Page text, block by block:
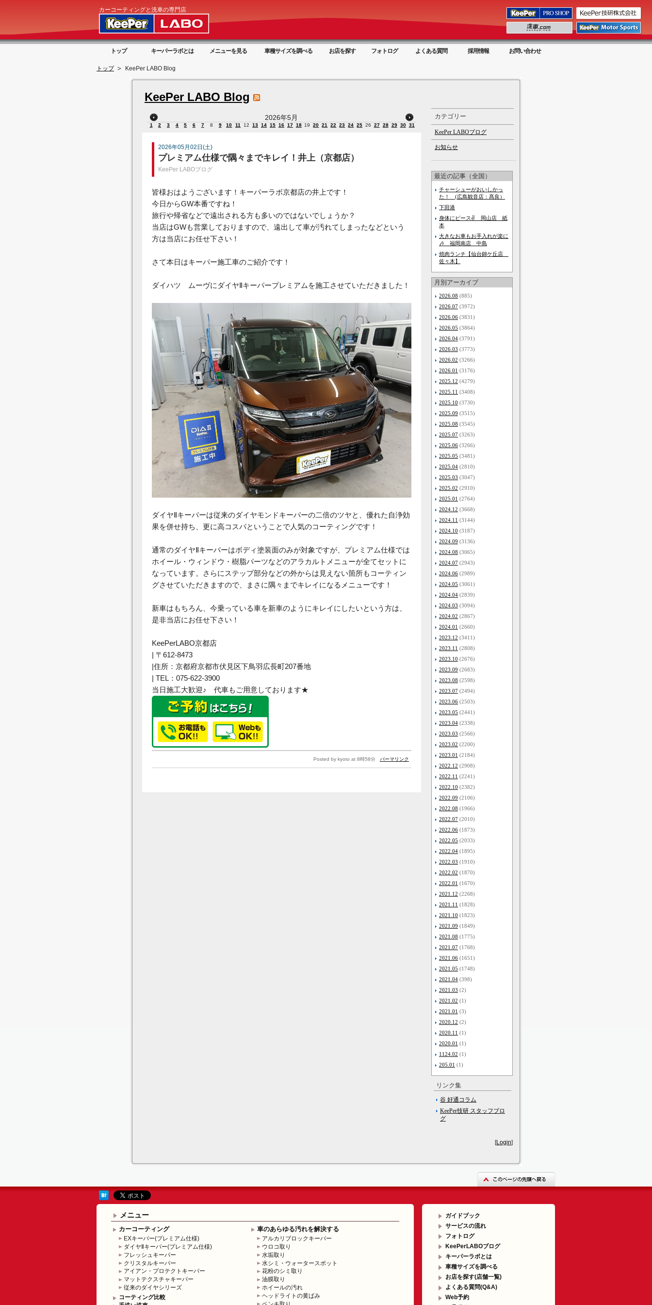
カーコーティングと洗車の専門店
トップ キーパーラボとは メニューを見る 車種サイズを調べる お店を探す フォトログ よくある質問 採用情報 お問い合わせ
トップ KeePer LABO Blog
KeePer LABO Blog
2026年5月
1 2 3 4 5 6 7 8 9 10 11 12 13 14 15 16 17 18 19 20 21 22 23 24 25 26 27 28 29 30 31
2026年05月02日(土)
プレミアム仕様で隅々までキレイ！井上（京都店）
KeePer LABOブログ
皆様おはようございます！キーパーラボ京都店の井上です！
今日からGW本番ですね！
旅行や帰省などで遠出される方も多いのではないでしょうか？
当店はGWも営業しておりますので、遠出して車が汚れてしまったなどという
方は当店にお任せ下さい！
さて本日はキーパー施工車のご紹介です！
ダイハツ ムーヴにダイヤⅡキーパープレミアムを施工させていただきました！
ダイヤⅡキーパーは従来のダイヤモンドキーパーの二倍のツヤと、優れた自浄効
果を併せ持ち、更に高コスパということで人気のコーティングです！
通常のダイヤⅡキーパーはボディ塗装面のみが対象ですが、プレミアム仕様では
ホイール・ウィンドウ・樹脂パーツなどのアラカルトメニューが全てセットに
なっています。さらにステップ部分などの外からは見えない箇所もコーティン
グさせていただきますので、まさに隅々までキレイになるメニューです！
新車はもちろん、今乗っている車を新車のようにキレイにしたいという方は、
是非当店にお任せ下さい！
KeePerLABO京都店
| 〒612-8473
|住所：京都府京都市伏見区下鳥羽広長町207番地
| TEL：075-622-3900
当日施工大歓迎♪ 代車もご用意しております★
Posted by kyoto at 8時58分 パーマリンク
カテゴリー
KeePer LABOブログ
お知らせ
最近の記事（全国）
チャーシューがおいしかっ
た！ (広島観音店：髙良）
下田港
身体にピース✌ 岡山店 紙
本
大きなお車もお手入れが楽に
🎶 福岡南店 中島
焼肉ランチ【仙台錦ケ丘店
佐々木】
月別アーカイブ
2026.08 (885)
2026.07 (3972)
2026.06 (3831)
2026.05 (3864)
2026.04 (3791)
2026.03 (3773)
2026.02 (3266)
2026.01 (3176)
2025.12 (4279)
2025.11 (3408)
2025.10 (3730)
2025.09 (3515)
2025.08 (3545)
2025.07 (3263)
2025.06 (3266)
2025.05 (3481)
2025.04 (2810)
2025.03 (3047)
2025.02 (2910)
2025.01 (2764)
2024.12 (3668)
2024.11 (3144)
2024.10 (3187)
2024.09 (3136)
2024.08 (3065)
2024.07 (2943)
2024.06 (2989)
2024.05 (3061)
2024.04 (2839)
2024.03 (3094)
2024.02 (2867)
2024.01 (2660)
2023.12 (3411)
2023.11 (2808)
2023.10 (2676)
2023.09 (2683)
2023.08 (2598)
2023.07 (2494)
2023.06 (2503)
2023.05 (2441)
2023.04 (2338)
2023.03 (2566)
2023.02 (2200)
2023.01 (2184)
2022.12 (2908)
2022.11 (2241)
2022.10 (2382)
2022.09 (2106)
2022.08 (1966)
2022.07 (2010)
2022.06 (1873)
2022.05 (2033)
2022.04 (1895)
2022.03 (1910)
2022.02 (1870)
2022.01 (1670)
2021.12 (2268)
2021.11 (1828)
2021.10 (1823)
2021.09 (1849)
2021.08 (1775)
2021.07 (1768)
2021.06 (1651)
2021.05 (1748)
2021.04 (398)
2021.03 (2)
2021.02 (1)
2021.01 (3)
2020.12 (2)
2020.11 (1)
2020.01 (1)
1124.02 (1)
205.01 (1)
リンク集
谷 好通コラム
KeePer技研 スタッフブロ
グ
[Login]
メニュー
カーコーティング
EXキーパー(プレミアム仕様)
ダイヤⅡキーパー(プレミアム仕様)
フレッシュキーパー
クリスタルキーパー
アイアン・プロテクトキーパー
マットテクスチャキーパー
従来のダイヤシリーズ
コーティング比較
車のあらゆる汚れを解決する
アルカリブロックキーパー
ウロコ取り
水垢取り
水シミ・ウォータースポット
花粉のシミ取り
油膜取り
ホイールの汚れ
ヘッドライトの黄ばみ
ガイドブック
サービスの流れ
フォトログ
KeePerLABOブログ
キーパーラボとは
車種サイズを調べる
お店を探す(店舗一覧)
よくある質問(Q&A)
Web予約